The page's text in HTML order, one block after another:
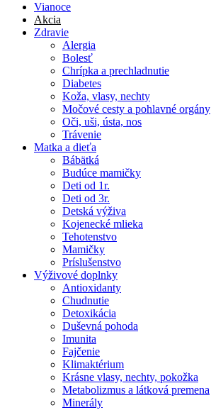
Vianoce
Akcia
Zdravie
Alergia
Bolesť
Chrípka a prechladnutie
Diabetes
Koža, vlasy, nechty
Močové cesty a pohlavné orgány
Oči, uši, ústa, nos
Trávenie
Matka a dieťa
Bábätká
Budúce mamičky
Deti od 1r.
Deti od 3r.
Detská výživa
Kojenecké mlieka
Tehotenstvo
Mamičky
Príslušenstvo
Výživové doplnky
Antioxidanty
Chudnutie
Detoxikácia
Duševná pohoda
Imunita
Fajčenie
Klimaktérium
Krásne vlasy, nechty, pokožka
Metabolizmus a látková premena
Minerály